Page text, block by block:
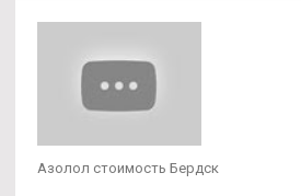
Азолол стоимость Бердск